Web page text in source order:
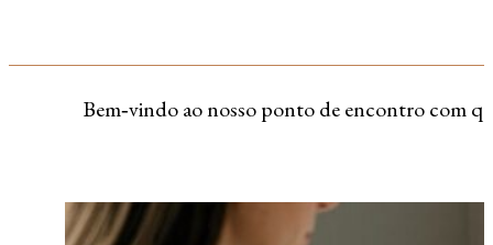
Bem‑vindo ao nosso ponto de encontro com